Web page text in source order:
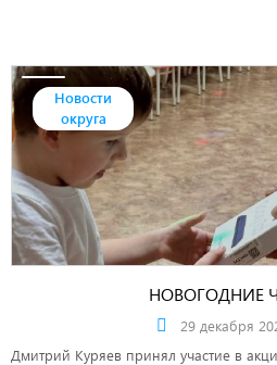
Новости
округа
НОВОГОДНИЕ
29 декабря
Дмитрий Куряев принял участие в